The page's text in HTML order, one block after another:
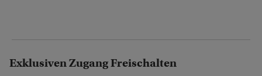
Exklusiven Zugang Freischalten